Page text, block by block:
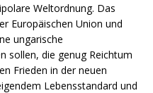
Weltordnung. Das
Europäischen Union und
ungarische
sollen, die genug Reichtum
Frieden in der neuen
Lebensstandard und